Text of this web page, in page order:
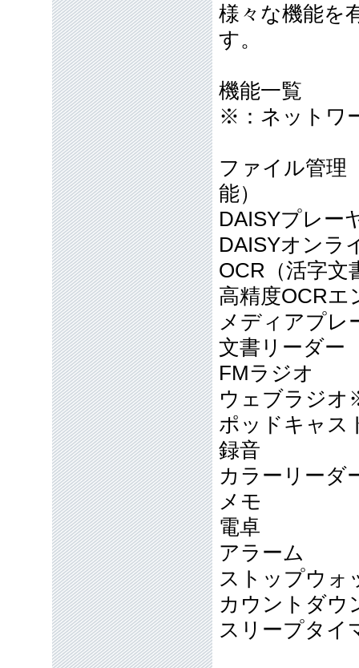
様々な機能を
す。
機能一覧
※：ネットワ
ファイル管理
能）
DAISYプレー
DAISYオンラ
OCR（活字文
高精度OCRエ
メディアプレ
文書リーダー
FMラジオ
ウェブラジ
ポッドキャ
録音
カラーリーダ
メモ
電卓
アラーム
ストップウォ
カウントダウ
スリープタイ